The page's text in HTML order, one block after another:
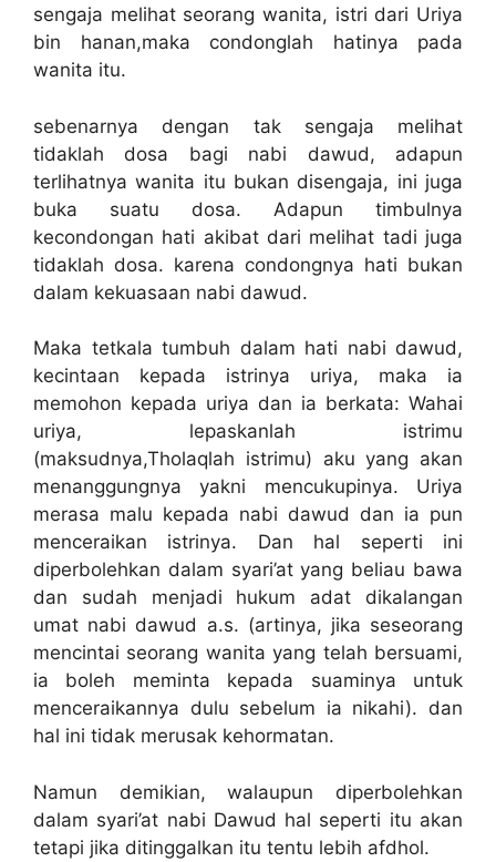
sengaja melihat seorang wanita, istri dari Uriya
bin hanan,maka condonglah hatinya pada
wanita itu.
sebenarnya dengan tak sengaja melihat
tidaklah dosa bagi nabi dawud, adapun
terlihatnya wanita itu bukan disengaja, ini juga
buka suatu dosa. Adapun timbulnya
kecondongan hati akibat dari melihat tadi juga
tidaklah dosa. karena condongnya hati bukan
dalam kekuasaan nabi dawud.
Maka tetkala tumbuh dalam hati nabi dawud,
kecintaan kepada istrinya uriya, maka ia
memohon kepada uriya dan ia berkata: Wahai
uriya, lepaskanlah istrimu
(maksudnya,Tholaqlah istrimu) aku yang akan
menanggungnya yakni mencukupinya. Uriya
merasa malu kepada nabi dawud dan ia pun
menceraikan istrinya. Dan hal seperti ini
diperbolehkan dalam syari’at yang beliau bawa
dan sudah menjadi hukum adat dikalangan
umat nabi dawud a.s. (artinya, jika seseorang
mencintai seorang wanita yang telah bersuami,
ia boleh meminta kepada suaminya untuk
menceraikannya dulu sebelum ia nikahi). dan
hal ini tidak merusak kehormatan.
Namun demikian, walaupun diperbolehkan
dalam syari’at nabi Dawud hal seperti itu akan
tetapi jika ditinggalkan itu tentu lebih afdhol.